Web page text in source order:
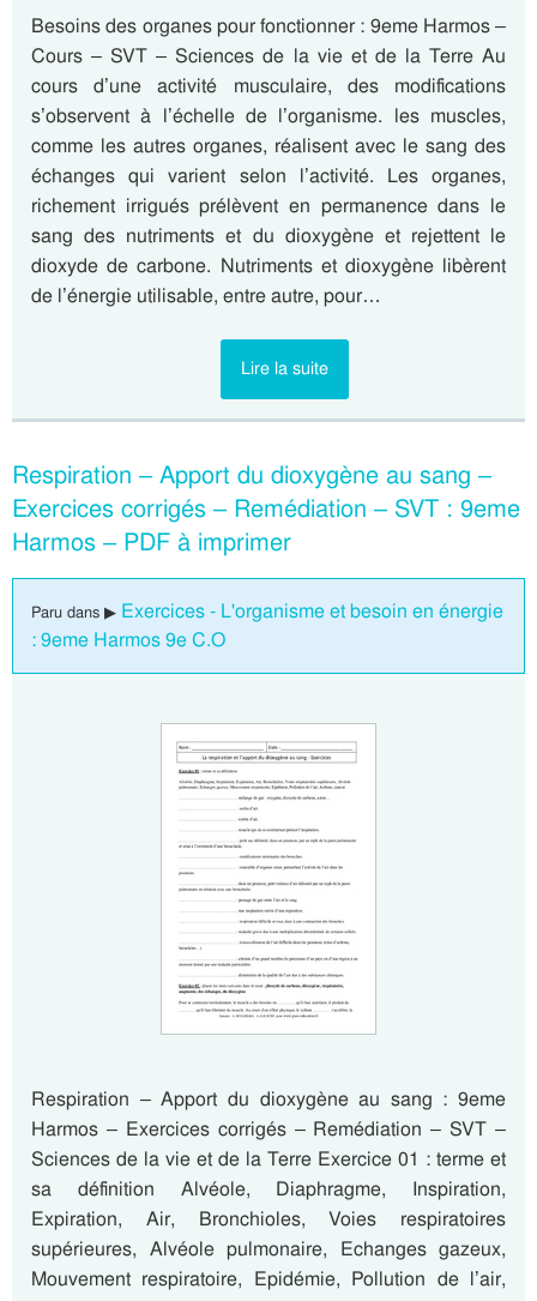
Besoins des organes pour fonctionner : 9eme Harmos –
Cours – SVT – Sciences de la vie et de la Terre Au
cours d’une activité musculaire, des modifications
s’observent à l’échelle de l’organisme. les muscles,
comme les autres organes, réalisent avec le sang des
échanges qui varient selon l’activité. Les organes,
richement irrigués prélèvent en permanence dans le
sang des nutriments et du dioxygène et rejettent le
dioxyde de carbone. Nutriments et dioxygène libèrent
de l’énergie utilisable, entre autre, pour…
Lire la suite
Respiration – Apport du dioxygène au sang –
Exercices corrigés – Remédiation – SVT : 9eme
Harmos – PDF à imprimer
Paru dans ▶ Exercices - L'organisme et besoin en énergie
: 9eme Harmos 9e C.O
Respiration – Apport du dioxygène au sang : 9eme
Harmos – Exercices corrigés – Remédiation – SVT –
Sciences de la vie et de la Terre Exercice 01 : terme et
sa définition Alvéole, Diaphragme, Inspiration,
Expiration, Air, Bronchioles, Voies respiratoires
supérieures, Alvéole pulmonaire, Echanges gazeux,
Mouvement respiratoire, Epidémie, Pollution de l’air,